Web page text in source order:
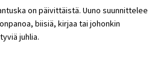
on päivittäistä. Uuno suunnittelee
biisiä, kirjaa tai johonkin
juhlia.